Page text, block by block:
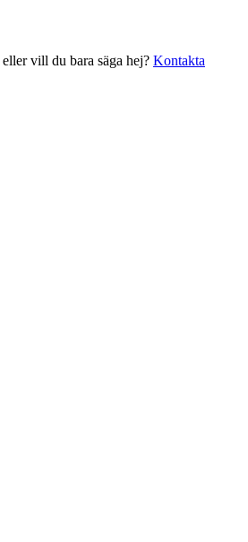
vill du bara säga hej? Kontakta